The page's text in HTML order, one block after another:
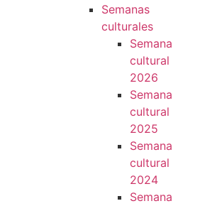
Semanas
culturales
Semana
cultural
2026
Semana
cultural
2025
Semana
cultural
2024
Semana